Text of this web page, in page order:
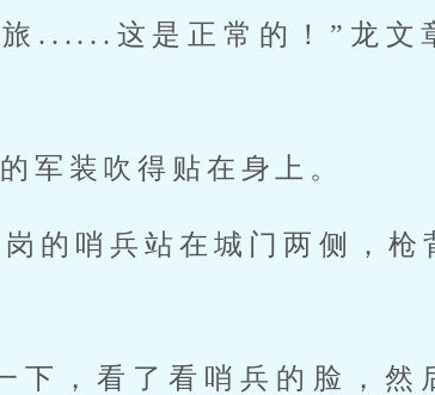
......这是正常的！”龙文
军装吹得贴在身上。
的哨兵站在城门两侧，枪
下，看了看哨兵的脸，然